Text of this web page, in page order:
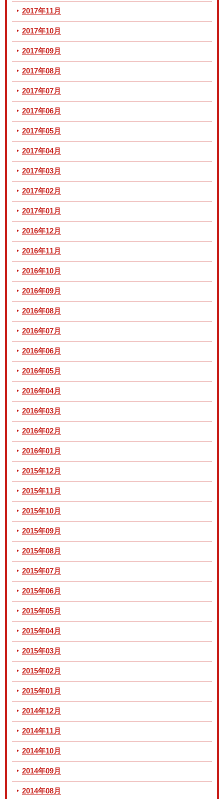
2017年11月
2017年10月
2017年09月
2017年08月
2017年07月
2017年06月
2017年05月
2017年04月
2017年03月
2017年02月
2017年01月
2016年12月
2016年11月
2016年10月
2016年09月
2016年08月
2016年07月
2016年06月
2016年05月
2016年04月
2016年03月
2016年02月
2016年01月
2015年12月
2015年11月
2015年10月
2015年09月
2015年08月
2015年07月
2015年06月
2015年05月
2015年04月
2015年03月
2015年02月
2015年01月
2014年12月
2014年11月
2014年10月
2014年09月
2014年08月